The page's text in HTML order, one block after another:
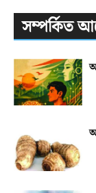
সম্পর্কিত